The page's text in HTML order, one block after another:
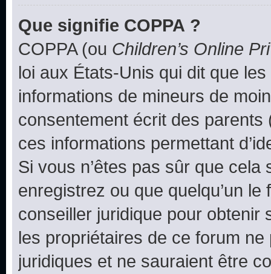
Que signifie COPPA ?
COPPA (ou Children’s Online
loi aux États-Unis qui dit que
informations de mineurs de
consentement écrit des parents
ces informations permettant
Si vous n’êtes pas sûr que
enregistrez ou que quelqu’un
conseiller juridique pour obtenir
les propriétaires de ce forum
juridiques et ne sauraient être